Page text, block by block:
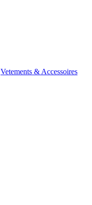
Vetements & Accessoires